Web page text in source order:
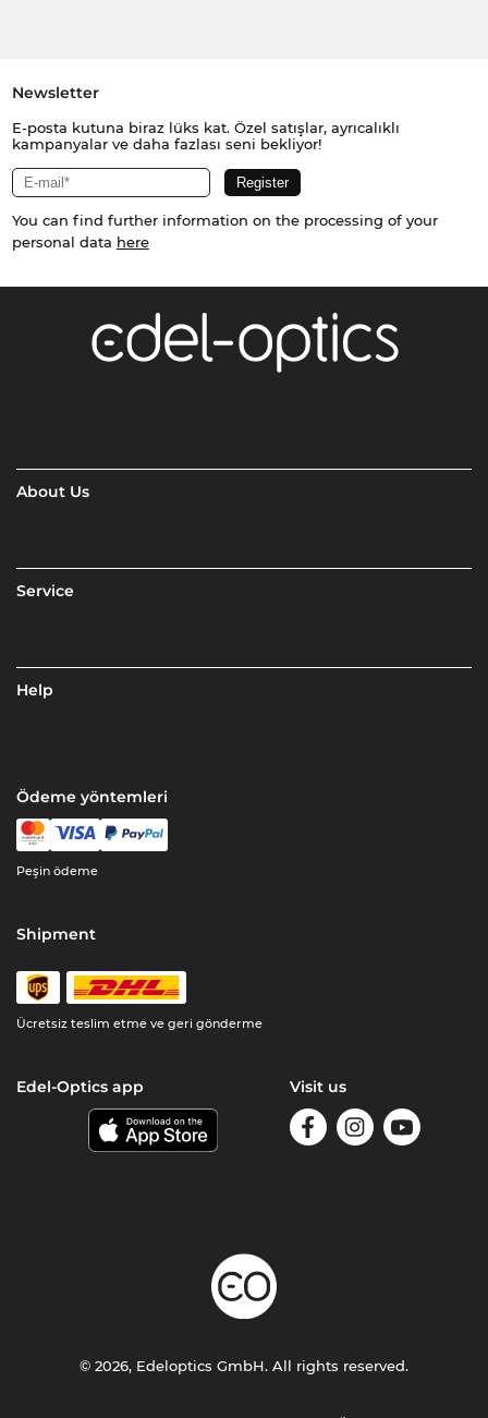
Newsletter
E-posta kutuna biraz lüks kat. Özel satışlar, ayrıcalıklı
kampanyalar ve daha fazlası seni bekliyor!
You can find further information on the processing of your
personal data here
About Us
Service
Help
Ödeme yöntemleri
Peşin ödeme
Shipment
Ücretsiz teslim etme ve geri gönderme
Edel-Optics app Visit us
© 2026, Edeloptics GmbH. All rights reserved.